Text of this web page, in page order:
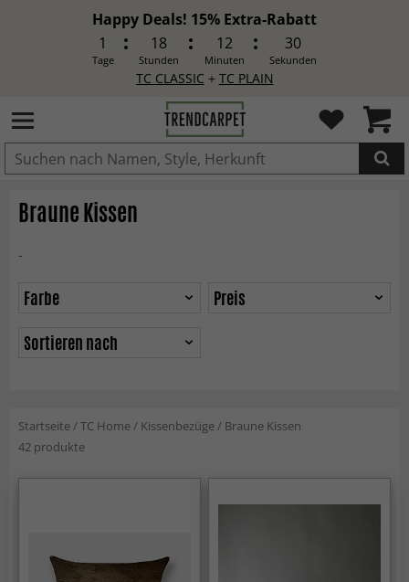
Happy Deals! 15% Extra-Rabatt
1
Tage
18
Stunden
12
Minuten
29
Sekunden
TC CLASSIC + TC PLAIN
IN DEN WARENKORB GELEGT.
Braune Kissen
-
Farbe
Preis
Sortieren nach
Startseite/TC Home/ Kissenbezüge/ Braune Kissen
42 produkte